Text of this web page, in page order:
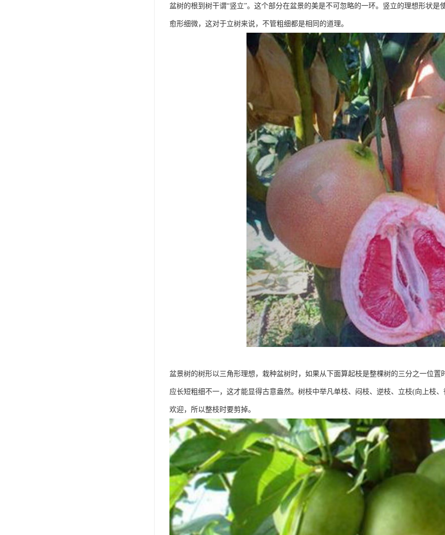
盆树的根到树干谓“竖立”。这个部分在盆景的美是不可忽略的一环。竖立的理想形状
愈形细微，这对于立树来说，不管粗细都是相同的道理。
盆景树的树形以三角形理想，栽种盆树时，如果从下面算起枝是整棵树的三分之一位置
应长短粗细不一，这才能显得古意盎然。树枝中举凡单枝、闷枝、逆枝、立枝(向上枝
欢迎，所以整枝时要剪掉。